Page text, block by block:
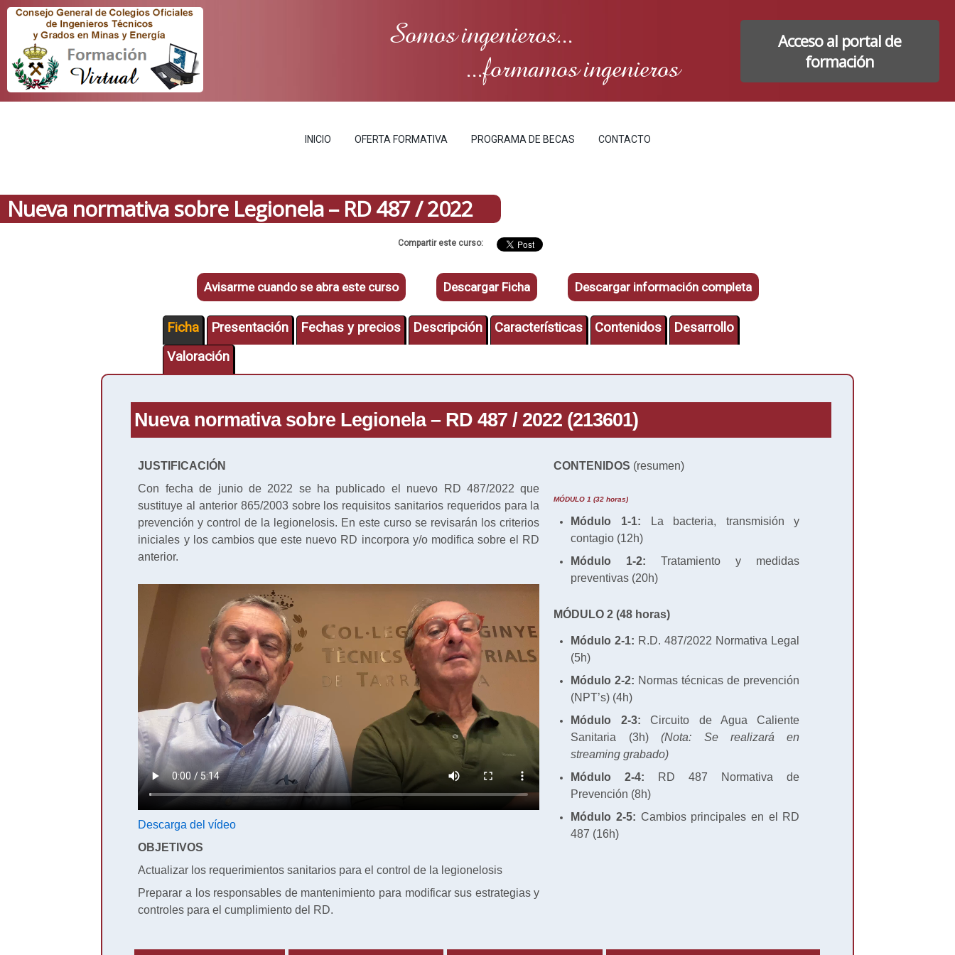
Somos ingenieros...
...formamos ingenieros
Acceso al portal de
formación
INICIO OFERTA FORMATIVA PROGRAMA DE BECAS CONTACTO
Nueva normativa sobre Legionela – RD 487 / 2022
Compartir este curso:
Avisarme cuando se abra este curso Descargar Ficha Descargar información completa
Ficha Presentación Fechas y precios Descripción Características Contenidos
Desarrollo
Valoración
Nueva normativa sobre Legionela – RD 487 / 2022 (213601)
JUSTIFICACIÓN
Con fecha de junio de 2022 se ha publicado el nuevo RD 487/2022 que
sustituye al anterior 865/2003 sobre los requisitos sanitarios requeridos para la
prevención y control de la legionelosis. En este curso se revisarán los criterios
iniciales y los cambios que este nuevo RD incorpora y/o modifica sobre el RD
anterior.
Descarga del vídeo
OBJETIVOS
Actualizar los requerimientos sanitarios para el control de la legionelosis
Preparar a los responsables de mantenimiento para modificar sus estrategias y
controles para el cumplimiento del RD.
CONTENIDOS (resumen)
MÓDULO 1 (32 horas)
Módulo 1-1: La bacteria, transmisión y
contagio (12h)
Módulo 1-2: Tratamiento y medidas
preventivas (20h)
MÓDULO 2 (48 horas)
Módulo 2-1: R.D. 487/2022 Normativa Legal
(5h)
Módulo 2-2: Normas técnicas de prevención
(NPT’s) (4h)
Módulo 2-3: Circuito de Agua Caliente
Sanitaria (3h)(Nota: Se realizará en
streaming grabado)
Módulo 2-4: RD 487 Normativa de
Prevención (8h)
Módulo 2-5: Cambios principales en el RD
487 (16h)